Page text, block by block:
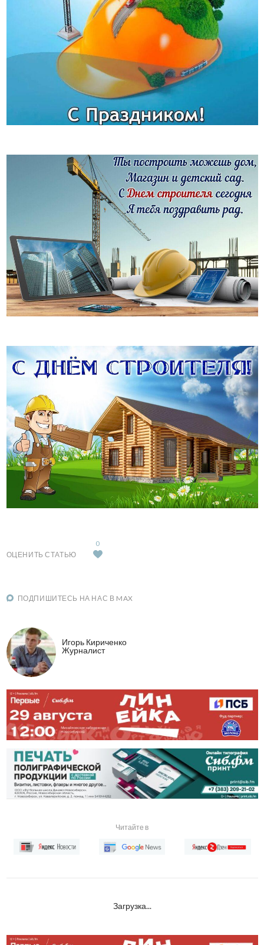
ОЦЕНИТЬ СТАТЬЮ
0
ПОДПИШИТЕСЬ НА НАС В MAX
Игорь Кириченко
Журналист
Читайте в
Загрузка...